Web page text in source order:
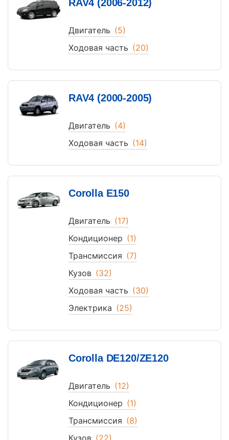
RAV4 (2006-2012)
Двигатель (5)
Ходовая часть (20)
RAV4 (2000-2005)
Двигатель (4)
Ходовая часть (14)
Corolla E150
Двигатель (17)
Кондиционер (1)
Трансмиссия (7)
Кузов (32)
Ходовая часть (30)
Электрика (25)
Corolla DE120/ZE120
Двигатель (12)
Кондиционер (1)
Трансмиссия (8)
Кузов (22)